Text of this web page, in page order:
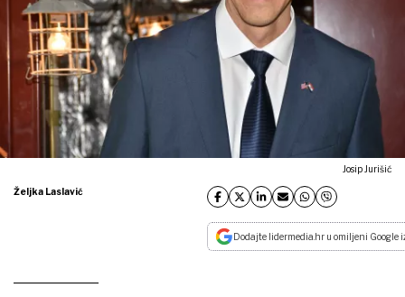
Josip Jurišić
Željka Laslavić
Dodajte lidermedia.hr u omiljeni Google